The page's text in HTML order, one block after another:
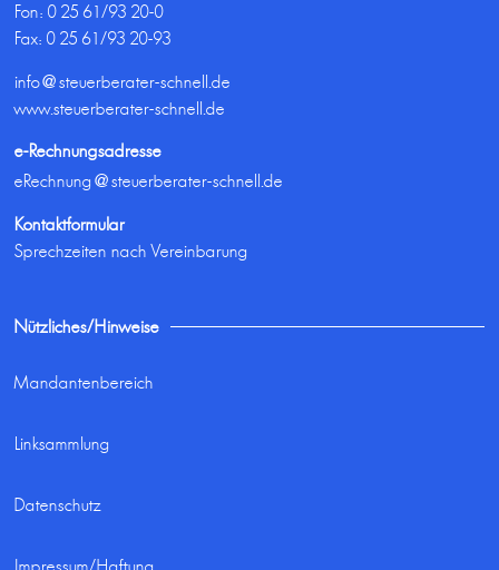
Fon:0 25 61/93 20-0
Fax: 0 25 61/93 20-93
info@steuerberater-schnell.de
www.steuerberater-schnell.de
e-Rechnungsadresse
eRechnung@steuerberater-schnell.de
Kontaktformular
Sprechzeiten nach Vereinbarung
Nützliches/Hinweise
Mandantenbereich
Linksammlung
Datenschutz